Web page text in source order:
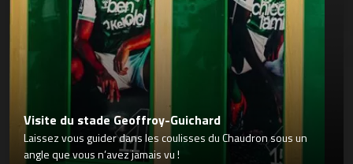
Visite du stade Geoffroy-Guichard
Laissez vous guider dans les coulisses du Chaudron sous un
angle que vous n’avez jamais vu !